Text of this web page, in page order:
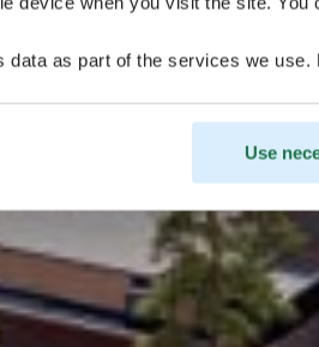
data as part of the services we use.
Use